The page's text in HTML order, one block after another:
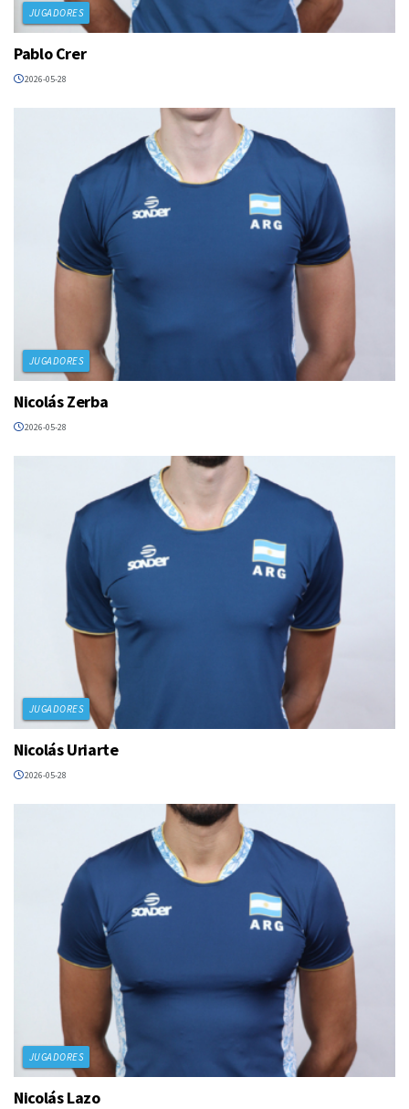
JUGADORES
Pablo Crer
2026-05-28
JUGADORES
Nicolás Zerba
2026-05-28
JUGADORES
Nicolás Uriarte
2026-05-28
JUGADORES
Nicolás Lazo